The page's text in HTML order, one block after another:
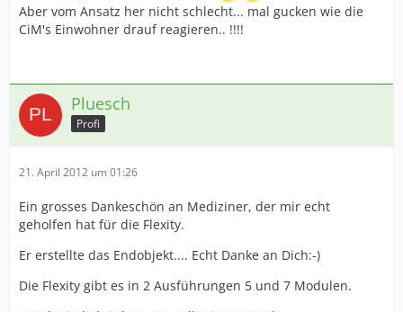
Aber vom Ansatz her nicht schlecht... mal gucken wie die
CiM's Einwohner drauf reagieren.. !!!!
Pluesch
Profi
21. April 2012 um 01:26
Ein grosses Dankeschön an Mediziner, der mir echt
geholfen hat für die Flexity.
Er erstellte das Endobjekt.... Echt Danke an Dich:-)
Die Flexity gibt es in 2 Ausführungen 5 und 7 Modulen.